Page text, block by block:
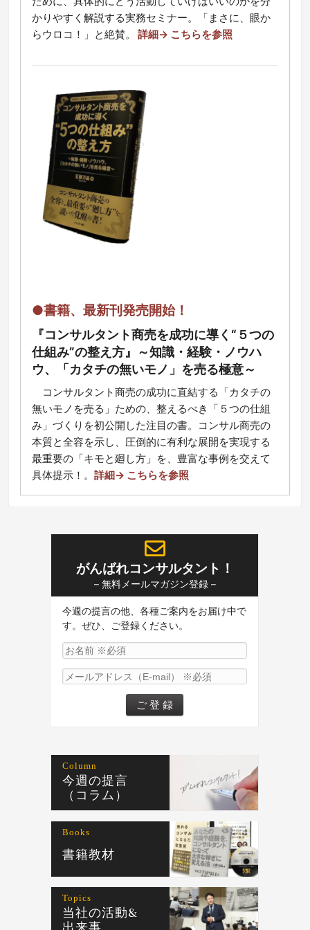
かりやすく解説する実務セミナー。「まさに、眼か
らウロコ！」と絶賛。
詳細→ こちらを参照
●書籍、最新刊発売開始！
『コンサルタント商売を成功に導く“５つの
仕組み”の整え方』～知識・経験・ノウハ
ウ、「カタチの無いモノ」を売る極意～
コ ンサルタント商売の成功に直結する「カタチの
無いモノを売る」ための、整えるべき「５つの仕組
み」づくりを初公開した注目の書。コンサル商売の
本質と全容を示し、圧倒的に有利な展開を実現する
最重要の「キモと廻し方」を、豊富な事例を交えて
具体提示！ 。詳細→ こちらを参照
がんばれコンサルタント！
– 無料メールマガジン登録 –
今週の提言の他、各種ご案内をお届け中で
す。ぜひ、ご登録ください。
Column
今週の提言
（コラム）
Books
書籍教材
Topics
当社の活動&